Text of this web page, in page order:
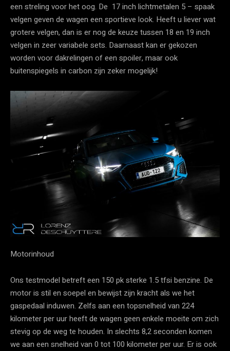
een streling voor het oog. De 17 inch lichtmetalen 5 – spaak
velgen geven de wagen een sportieve look. Heeft u liever wat
grotere velgen, dan is er nog de keuze tussen 18 en 19 inch
velgen in zeer variabele sets. Daarnaast kan er gekozen
worden voor dakrelingen of een spoiler, maar ook
buitenspiegels in carbon zijn zeker mogelijk!
Motorinhoud
Ons testmodel betreft een 150 pk sterke 1.5 tfsi benzine. De
motor is stil en soepel en bewijst zijn kracht als we het
gaspedaal induwen. Zelfs aan een topsnelheid van 224
kilometer per uur heeft de wagen geen enkele moeite om zich
stevig op de weg te houden. In slechts 8,2 seconden komen
we aan een snelheid van 0 tot 100 kilometer per uur. Er is ook